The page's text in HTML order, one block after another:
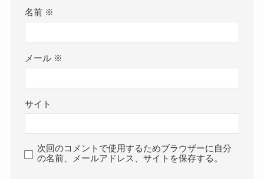
名前 ※
メール ※
サイト
次回のコメントで使用するためブラウザーに自分
の名前、メールアドレス、サイトを保存する。